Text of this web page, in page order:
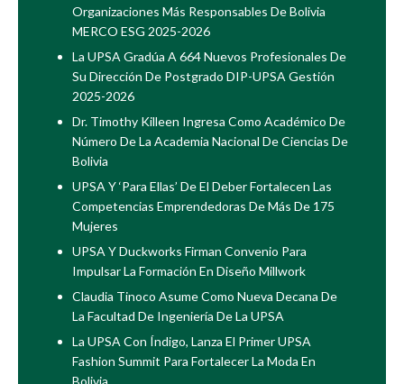
Organizaciones Más Responsables De Bolivia
MERCO ESG 2025-2026
La UPSA Gradúa A 664 Nuevos Profesionales De
Su Dirección De Postgrado DIP-UPSA Gestión
2025-2026
Dr. Timothy Killeen Ingresa Como Académico De
Número De La Academia Nacional De Ciencias De
Bolivia
UPSA Y ‘Para Ellas’ De El Deber Fortalecen Las
Competencias Emprendedoras De Más De 175
Mujeres
UPSA Y Duckworks Firman Convenio Para
Impulsar La Formación En Diseño Millwork
Claudia Tinoco Asume Como Nueva Decana De
La Facultad De Ingeniería De La UPSA
La UPSA Con Índigo, Lanza El Primer UPSA
Fashion Summit Para Fortalecer La Moda En
Bolivia